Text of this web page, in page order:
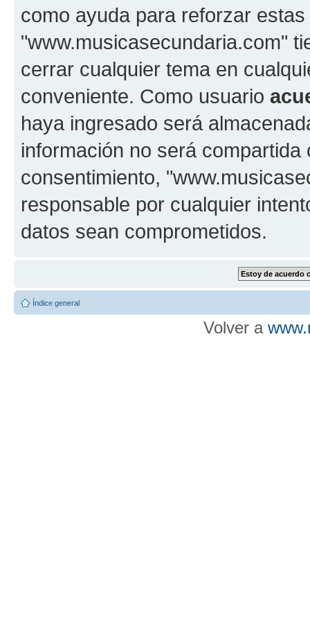
como ayuda para reforzar
"www.musicasecundaria.com"
cerrar cualquier tema en
conveniente. Como usuario
haya ingresado será
información no será
consentimiento,
responsable por cualquier
datos sean comprometidos.
Índice general
Volver a